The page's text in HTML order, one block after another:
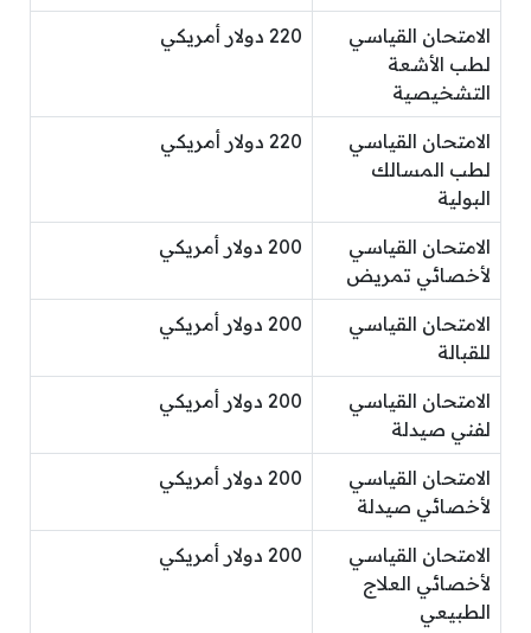
الامتحان القياسي
لطب الأشعة
التشخيصية
220 دولار أمريكي
الامتحان القياسي
لطب المسالك
البولية
220 دولار أمريكي
الامتحان القياسي
لأخصائي تمريض
200 دولار أمريكي
الامتحان القياسي
للقبالة
200 دولار أمريكي
الامتحان القياسي
لفني صيدلة
200 دولار أمريكي
الامتحان القياسي
لأخصائي صيدلة
200 دولار أمريكي
الامتحان القياسي
لأخصائي العلاج
الطبيعي
200 دولار أمريكي